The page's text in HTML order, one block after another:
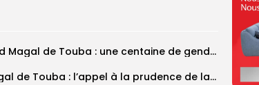
Grand Magal de Touba : une centaine de gendarmes mobilisés sur les...
Magal de Touba : l’appel à la prudence de la Police sur...